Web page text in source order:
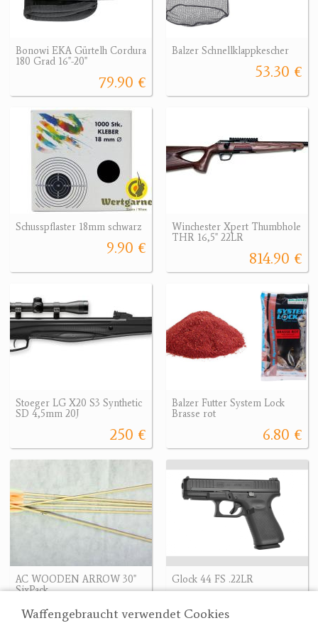
Waffengebraucht verwendet Cookies
Bonowi EKA Gürtelh Cordura
180 Grad 16"-20"
79.90 €
Balzer Schnellklappkescher
53.30 €
Schusspflaster 18mm schwarz
9.90 €
Winchester Xpert Thumbhole
THR 16,5" 22LR
814.90 €
Stoeger LG X20 S3 Synthetic
SD 4,5mm 20J
250 €
Balzer Futter System Lock
Brasse rot
6.80 €
AC WOODEN ARROW 30"
SixPack
8.28 €
Glock 44 FS .22LR
572.04 €